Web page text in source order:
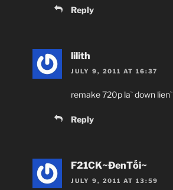
Reply
lilith
JULY 9, 2011 AT 16:37
remake 720p la` down lien`
Reply
F21CK~ĐenTối~
JULY 9, 2011 AT 13:59